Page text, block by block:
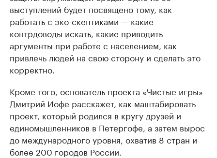
выступлений будет посвящено тому, как
работать с эко-скептиками — какие
контрдоводы искать, какие приводить
аргументы при работе с населением, как
привлечь людей на свою сторону и сделать это
корректно.
Кроме того, основатель проекта «Чистые игры»
Дмитрий Иофе расскажет, как маштабировать
проект, который родился в кругу друзей и
единомышленников в Петергофе, а затем вырос
до международного уровня, охватив 8 стран и
более 200 городов России.